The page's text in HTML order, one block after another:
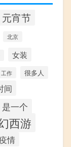
元宵节
北京
女装
工作 很多人
间
是一个
西游
情